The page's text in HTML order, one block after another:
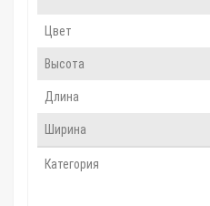
Цвет
Высота
Длина
Ширина
Категория